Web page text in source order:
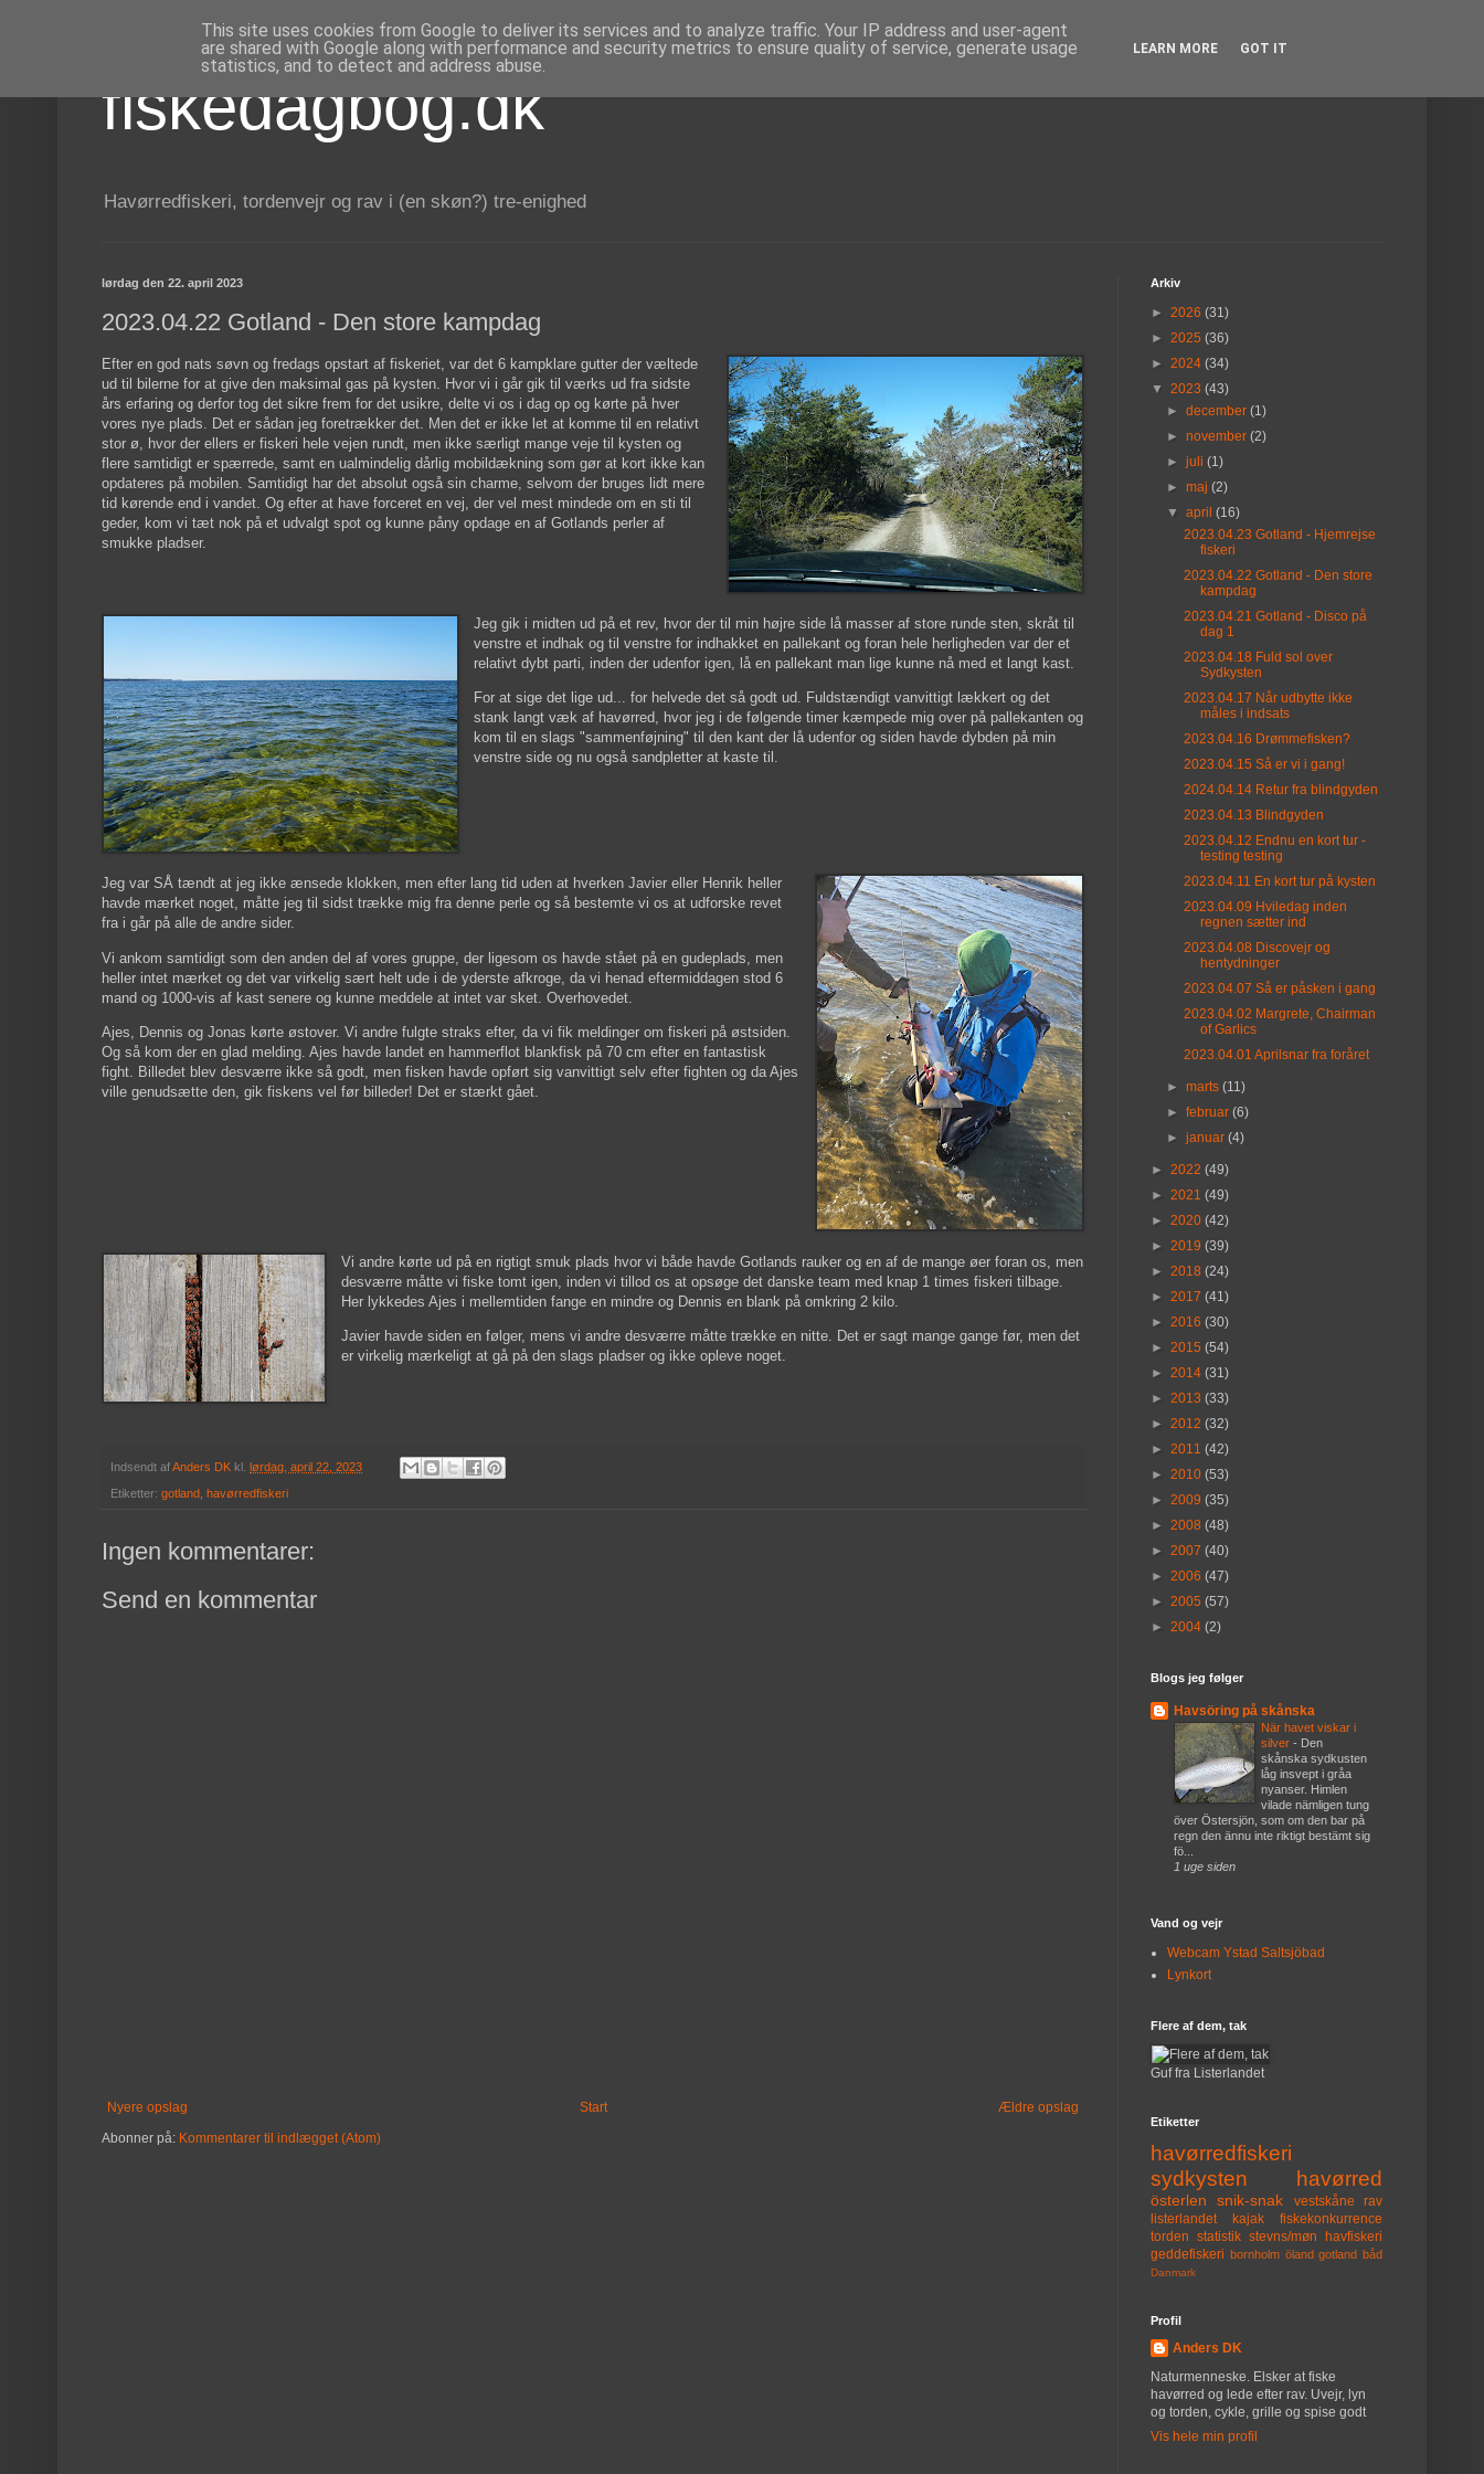
fiskedagbog.dk
Havørredfiskeri, tordenvejr og rav i (en skøn?) tre-enighed
lørdag den 22. april 2023
2023.04.22 Gotland - Den store kampdag
Efter en god nats søvn og fredags opstart af fiskeriet, var det 6 kampklare gutter der væltede
ud til bilerne for at give den maksimal gas på kysten. Hvor vi i går gik til værks ud fra sidste
års erfaring og derfor tog det sikre frem for det usikre, delte vi os i dag op og kørte på hver
vores nye plads. Det er sådan jeg foretrækker det. Men det er ikke let at komme til en relativt
stor ø, hvor der ellers er fiskeri hele vejen rundt, men ikke særligt mange veje til kysten og
flere samtidigt er spærrede, samt en ualmindelig dårlig mobildækning som gør at kort ikke kan
opdateres på mobilen. Samtidigt har det absolut også sin charme, selvom der bruges lidt mere
tid kørende end i vandet. Og efter at have forceret en vej, der vel mest mindede om en sti til
geder, kom vi tæt nok på et udvalgt spot og kunne påny opdage en af Gotlands perler af
smukke pladser.
Jeg gik i midten ud på et rev, hvor der til min højre side lå masser af store runde sten, skråt til
venstre et indhak og til venstre for indhakket en pallekant og foran hele herligheden var der et
relativt dybt parti, inden der udenfor igen, lå en pallekant man lige kunne nå med et langt kast.
For at sige det lige ud... for helvede det så godt ud. Fuldstændigt vanvittigt lækkert og det
stank langt væk af havørred, hvor jeg i de følgende timer kæmpede mig over på pallekanten og
kom til en slags "sammenføjning" til den kant der lå udenfor og siden havde dybden på min
venstre side og nu også sandpletter at kaste til.
Jeg var SÅ tændt at jeg ikke ænsede klokken, men efter lang tid uden at hverken Javier eller Henrik heller
havde mærket noget, måtte jeg til sidst trække mig fra denne perle og så bestemte vi os at udforske revet
fra i går på alle de andre sider.
Vi ankom samtidigt som den anden del af vores gruppe, der ligesom os havde stået på en gudeplads, men
heller intet mærket og det var virkelig sært helt ude i de yderste afkroge, da vi henad eftermiddagen stod 6
mand og 1000-vis af kast senere og kunne meddele at intet var sket. Overhovedet.
Ajes, Dennis og Jonas kørte østover. Vi andre fulgte straks efter, da vi fik meldinger om fiskeri på østsiden.
Og så kom der en glad melding. Ajes havde landet en hammerflot blankfisk på 70 cm efter en fantastisk
fight. Billedet blev desværre ikke så godt, men fisken havde opført sig vanvittigt selv efter fighten og da Ajes
ville genudsætte den, gik fiskens vel før billeder! Det er stærkt gået.
Vi andre kørte ud på en rigtigt smuk plads hvor vi både havde Gotlands rauker og en af de mange øer foran os, men
desværre måtte vi fiske tomt igen, inden vi tillod os at opsøge det danske team med knap 1 times fiskeri tilbage.
Her lykkedes Ajes i mellemtiden fange en mindre og Dennis en blank på omkring 2 kilo.
Javier havde siden en følger, mens vi andre desværre måtte trække en nitte. Det er sagt mange gange før, men det
er virkelig mærkeligt at gå på den slags pladser og ikke opleve noget.
Indsendt afAnders DK kl. lørdag, april 22, 2023
Etiketter: gotland havørredfiskeri
Ingen kommentarer:
Send en kommentar
Nyere opslag Ældre opslag
Start
Abonner på: Kommentarer til indlægget (Atom)
Arkiv
► 2026 (31)
► 2025 (36)
► 2024 (34)
▼ 2023 (43)
►december(1)
►november(2)
►juli(1)
►maj(2)
▼april(16)
2023.04.23 Gotland - Hjemrejse
fiskeri
2023.04.22 Gotland - Den store
kampdag
2023.04.21 Gotland - Disco på
dag 1
2023.04.18 Fuld sol over
Sydkysten
2023.04.17 Når udbytte ikke
måles i indsats
2023.04.16 Drømmefisken?
2023.04.15 Så er vi i gang!
2024.04.14 Retur fra blindgyden
2023.04.13 Blindgyden
2023.04.12 Endnu en kort tur -
testing testing
2023.04.11 En kort tur på kysten
2023.04.09 Hviledag inden
regnen sætter ind
2023.04.08 Discovejr og
hentydninger
2023.04.07 Så er påsken i gang
2023.04.02 Margrete, Chairman
of Garlics
2023.04.01 Aprilsnar fra foråret
►marts(11)
►februar(6)
►januar(4)
► 2022 (49)
► 2021 (49)
► 2020 (42)
► 2019 (39)
► 2018 (24)
► 2017 (41)
► 2016 (30)
► 2015 (54)
► 2014 (31)
► 2013 (33)
► 2012 (32)
► 2011 (42)
► 2010 (53)
► 2009 (35)
► 2008 (48)
► 2007 (40)
► 2006 (47)
► 2005 (57)
► 2004 (2)
Blogs jeg følger
Havsöring på skånska
När havet viskar i
silver - Den
skånska sydkusten
låg insvept i gråa
nyanser. Himlen
vilade nämligen tung
över Östersjön, som om den bar på
regn den ännu inte riktigt bestämt sig
fö...
1 uge siden
Vand og vejr
Webcam Ystad Saltsjöbad
Lynkort
Flere af dem, tak
Guf fra Listerlandet
Etiketter
havørredfiskeri
sydkysten
havørred
österlen snik-snak vestskåne
rav
listerlandet
kajak
fiskekonkurrence
torden statistik stevns/møn
havfiskeri
geddefiskeri bornholm öland gotland båd
Danmark
Profil
Anders DK
Naturmenneske. Elsker at fiske
havørred og lede efter rav. Uvejr, lyn
og torden, cykle, grille og spise godt
Vis hele min profil
This site uses cookies from Google to deliver its services and to analyze traffic. Your IP address and user-agent
are shared with Google along with performance and security metrics to ensure quality of service, generate usage
statistics, and to detect and address abuse.
LEARN MORE GOT IT